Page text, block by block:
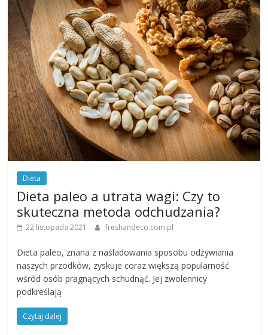
Dieta
Dieta paleo a utrata wagi: Czy to
skuteczna metoda odchudzania?
22 listopada 2021 freshandeco.com.pl
Dieta paleo, znana z naśladowania sposobu odżywiania
naszych przodków, zyskuje coraz większą popularność
wśród osób pragnących schudnąć. Jej zwolennicy
podkreślają
Czytaj dalej